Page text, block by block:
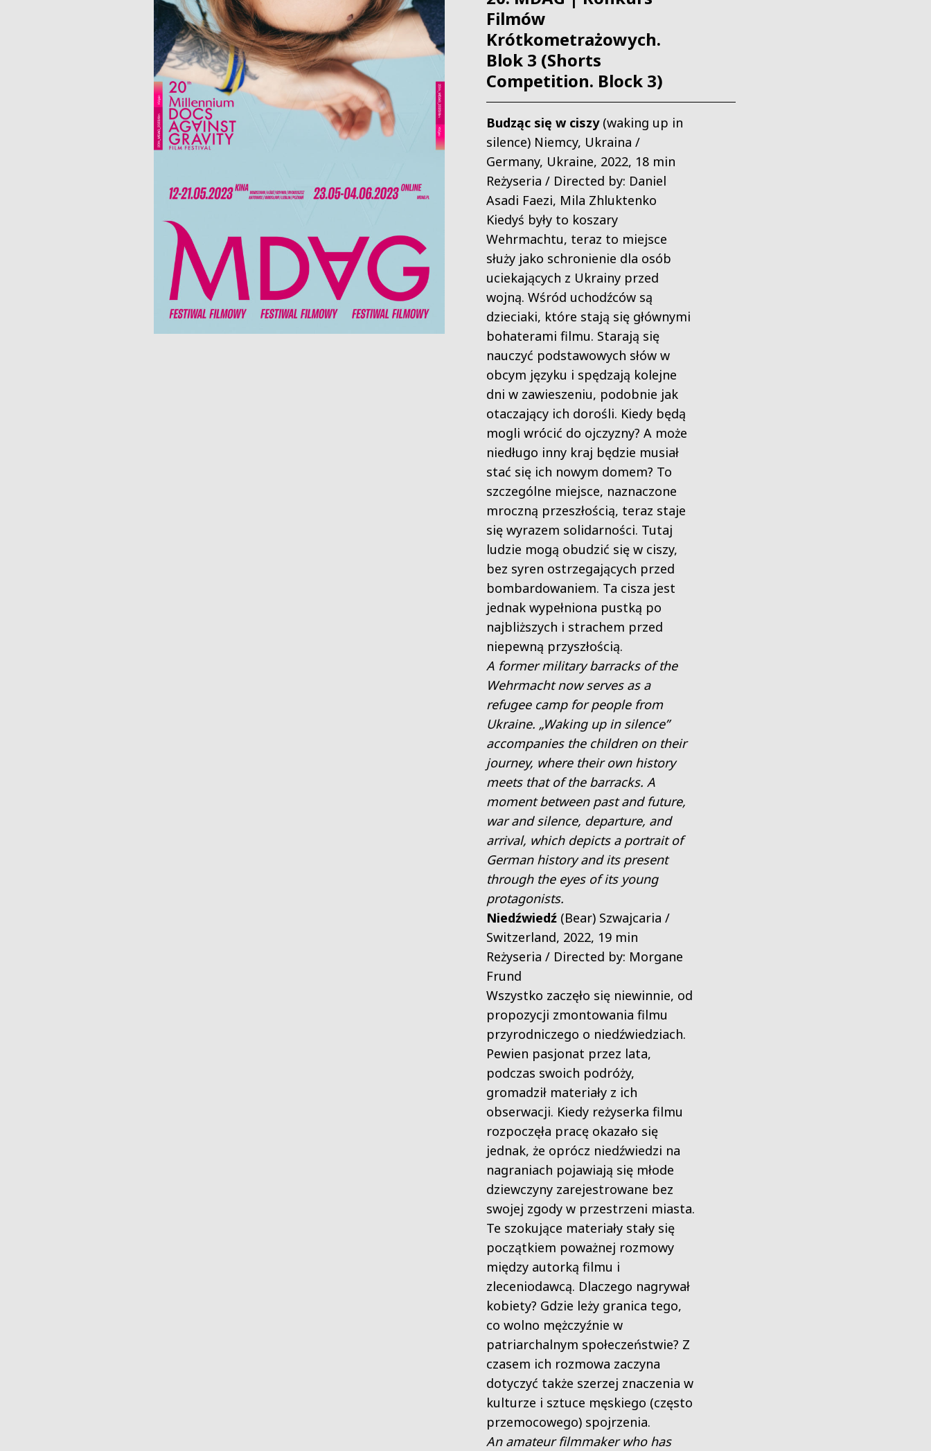
Filmów
Krótkometrażowych.
Blok 3 (Shorts
Competition. Block 3)
Budząc się w ciszy (waking up in
silence) Niemcy, Ukraina /
Germany, Ukraine, 2022, 18 min
Reżyseria / Directed by: Daniel
Asadi Faezi, Mila Zhluktenko
Kiedyś były to koszary
Wehrmachtu, teraz to miejsce
służy jako schronienie dla osób
uciekających z Ukrainy przed
wojną. Wśród uchodźców są
dzieciaki, które stają się głównymi
bohaterami filmu. Starają się
nauczyć podstawowych słów w
obcym języku i spędzają kolejne
dni w zawieszeniu, podobnie jak
otaczający ich dorośli. Kiedy będą
mogli wrócić do ojczyzny? A może
niedługo inny kraj będzie musiał
stać się ich nowym domem? To
szczególne miejsce, naznaczone
mroczną przeszłością, teraz staje
się wyrazem solidarności. Tutaj
ludzie mogą obudzić się w ciszy,
bez syren ostrzegających przed
bombardowaniem. Ta cisza jest
jednak wypełniona pustką po
najbliższych i strachem przed
niepewną przyszłością.
A former military barracks of the
Wehrmacht now serves as a
refugee camp for people from
Ukraine. „Waking up in silence”
accompanies the children on their
journey, where their own history
meets that of the barracks. A
moment between past and future,
war and silence, departure, and
arrival, which depicts a portrait of
German history and its present
through the eyes of its young
protagonists.
Niedźwiedź (Bear) Szwajcaria /
Switzerland, 2022, 19 min
Reżyseria / Directed by: Morgane
Frund
Wszystko zaczęło się niewinnie, od
propozycji zmontowania filmu
przyrodniczego o niedźwiedziach.
Pewien pasjonat przez lata,
podczas swoich podróży,
gromadził materiały z ich
obserwacji. Kiedy reżyserka filmu
rozpoczęła pracę okazało się
jednak, że oprócz niedźwiedzi na
nagraniach pojawiają się młode
dziewczyny zarejestrowane bez
swojej zgody w przestrzeni miasta.
Te szokujące materiały stały się
początkiem poważnej rozmowy
między autorką filmu i
zleceniodawcą. Dlaczego nagrywał
kobiety? Gdzie leży granica tego,
co wolno mężczyźnie w
patriarchalnym społeczeństwie? Z
czasem ich rozmowa zaczyna
dotyczyć także szerzej znaczenia w
kulturze i sztuce męskiego (często
przemocowego) spojrzenia.
An amateur filmmaker who has